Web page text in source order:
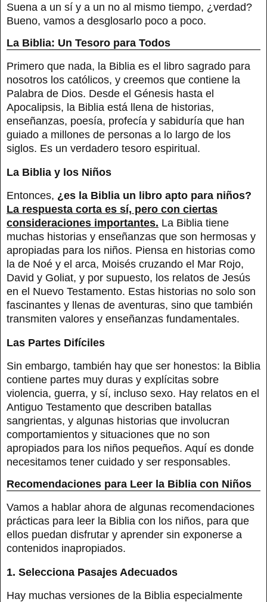
Suena a un sí y a un no al mismo tiempo, ¿verdad?
Bueno, vamos a desglosarlo poco a poco.
La Biblia: Un Tesoro para Todos
Primero que nada, la Biblia es el libro sagrado para
nosotros los católicos, y creemos que contiene la
Palabra de Dios. Desde el Génesis hasta el
Apocalipsis, la Biblia está llena de historias,
enseñanzas, poesía, profecía y sabiduría que han
guiado a millones de personas a lo largo de los
siglos. Es un verdadero tesoro espiritual.
La Biblia y los Niños
Entonces, ¿es la Biblia un libro apto para niños?
La respuesta corta es sí, pero con ciertas
consideraciones importantes. La Biblia tiene
muchas historias y enseñanzas que son hermosas y
apropiadas para los niños. Piensa en historias como
la de Noé y el arca, Moisés cruzando el Mar Rojo,
David y Goliat, y por supuesto, los relatos de Jesús
en el Nuevo Testamento. Estas historias no solo son
fascinantes y llenas de aventuras, sino que también
transmiten valores y enseñanzas fundamentales.
Las Partes Difíciles
Sin embargo, también hay que ser honestos: la Biblia
contiene partes muy duras y explícitas sobre
violencia, guerra, y sí, incluso sexo. Hay relatos en el
Antiguo Testamento que describen batallas
sangrientas, y algunas historias que involucran
comportamientos y situaciones que no son
apropiados para los niños pequeños. Aquí es donde
necesitamos tener cuidado y ser responsables.
Recomendaciones para Leer la Biblia con Niños
Vamos a hablar ahora de algunas recomendaciones
prácticas para leer la Biblia con los niños, para que
ellos puedan disfrutar y aprender sin exponerse a
contenidos inapropiados.
1. Selecciona Pasajes Adecuados
Hay muchas versiones de la Biblia especialmente